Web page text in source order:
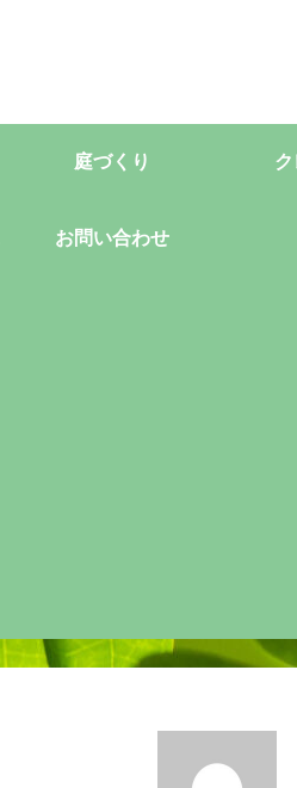
庭づくり
お問い合わせ